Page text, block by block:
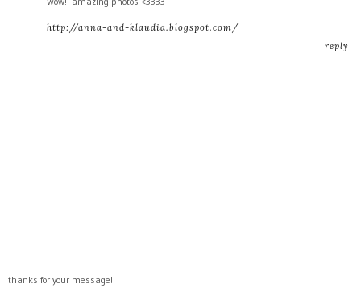
http://anna-and-klaudia.blogspot.com/
reply
thanks for your message!